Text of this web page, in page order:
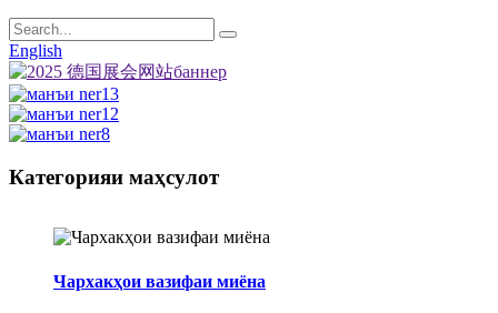
English
Категорияи маҳсулот
Чархакҳои вазифаи миёна